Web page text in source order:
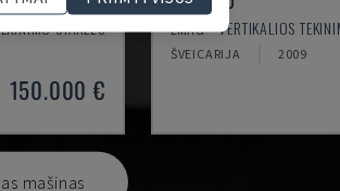
STAKLĖS
150.000 €
EMAG - VERTIKALIOS
ŠVEICARIJA 2009
mašinas